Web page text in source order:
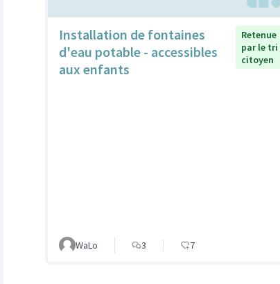
Installation de fontaines
d'eau potable - accessibles
aux enfants
Retenue
par le tri
citoyen
WaLo 3 7